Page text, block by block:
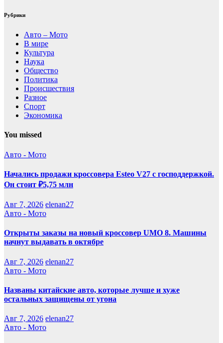
Рубрики
Авто – Мото
В мире
Культура
Наука
Общество
Политика
Происшествия
Разное
Спорт
Экономика
You missed
Авто - Мото
Начались продажи кроссовера Esteo V27 с господдержкой.
Он стоит ₽5,75 млн
Авг 7, 2026 elenan27
Авто - Мото
Открыты заказы на новый кроссовер UMO 8. Машины
начнут выдавать в октябре
Авг 7, 2026 elenan27
Авто - Мото
Названы китайские авто, которые лучше и хуже
остальных защищены от угона
Авг 7, 2026 elenan27
Авто - Мото